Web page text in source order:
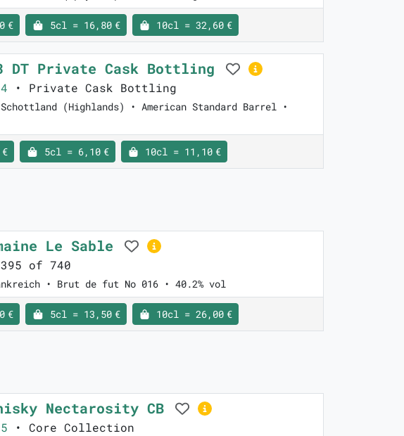
€ 5cl = 16,80 € 10cl = 32,60 €
DT Private Cask Bottling
• Private Cask Bottling
(Highlands) • American Standard Barrel •
5cl = 6,10 € 10cl = 11,10 €
Le Sable
of 740
• Brut de fut No 016 • 40.2% vol
€ 5cl = 13,50 € 10cl = 26,00 €
Nectarosity CB
• Core Collection